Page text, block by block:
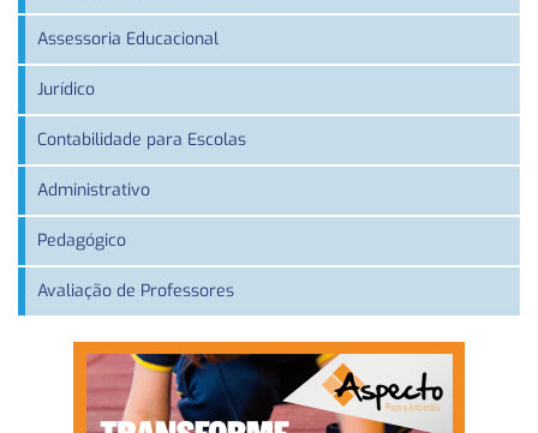
Assessoria Educacional
Jurídico
Contabilidade para Escolas
Administrativo
Pedagógico
Avaliação de Professores